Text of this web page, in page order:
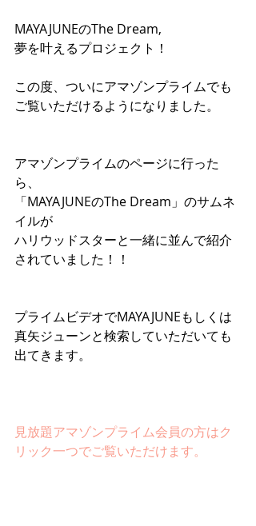
MAYAJUNEのThe Dream,
夢を叶えるプロジェクト！
この度、ついにアマゾンプライムでも
ご覧いただけるようになりました。
アマゾンプライムのページに行った
ら、
「MAYAJUNEのThe Dream」のサムネ
イルが
ハリウッドスターと一緒に並んで紹介
されていました！！
プライムビデオでMAYAJUNEもしくは
真矢ジューンと検索していただいても
出てきます。
見放題アマゾンプライム会員の方はク
リック一つでご覧いただけます。